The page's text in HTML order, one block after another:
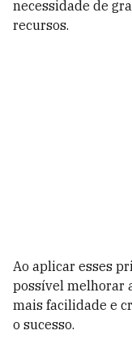
necessidade de
recursos.
Ao aplicar esses
possível melhorar
mais facilidade e
o sucesso.